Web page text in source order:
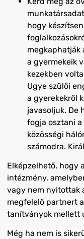
hogy
megkaphatják
a gyermekeik
kezekben
Ugye szülői
a gyerekekről
javasoljuk. De
fogja osztani
közösségi
számodra.
Elképzelhető, hogy
intézmény,
vagy nem nyitottak
megfelelő partnert a
tanítványok mellett
Még ha nem is